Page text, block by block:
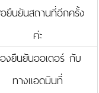
ยืนยันสถานที่อีกครั้ง
ค่ะ
งยืนยันออเดอร์ กับ
ทางแอดมินที่